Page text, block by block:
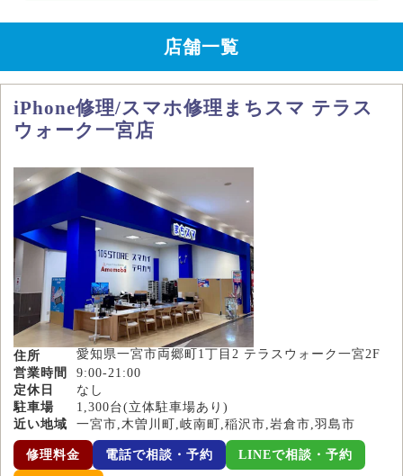
店舗一覧
iPhone修理/スマホ修理まちスマ テラス
ウォーク一宮店
住所
愛知県一宮市両郷町1丁目2 テラスウォーク一宮2F
営業時間
9:00-21:00
定休日
なし
駐車場
1,300台(立体駐車場あり)
近い地域
一宮市,木曽川町,岐南町,稲沢市,岩倉市,羽島市
修理料金 電話で相談・予約 LINEで相談・予約